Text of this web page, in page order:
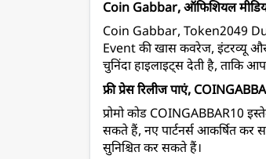
Coin Gabbar, ऑफिशियल मीडिया
Coin Gabbar, Token2049
Event की खास कवरेज, इंटरव्यू और
चुनिंदा हाइलाइट्स देती है, ताकि
फ्री प्रेस रिलीज पाएं,
प्रोमो कोड COINGABBAR10
सकते हैं, नए पार्टनर्स आकर्षित
सुनिश्चित कर सकते हैं।